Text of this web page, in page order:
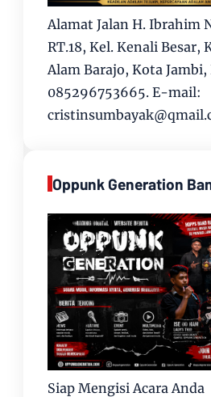
Alamat Jalan H. Ibrahim
RT.18, Kel. Kenali Besar,
Alam Barajo, Kota Jambi,
085296753665. E-mail:
Oppunk Generation
Siap Mengisi Acara Anda